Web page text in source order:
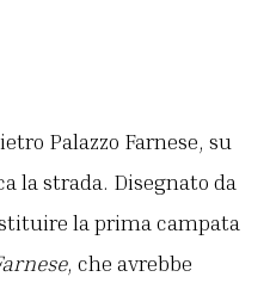
Palazzo Farnese, su
la strada. Disegnato da
la prima campata
, che avrebbe